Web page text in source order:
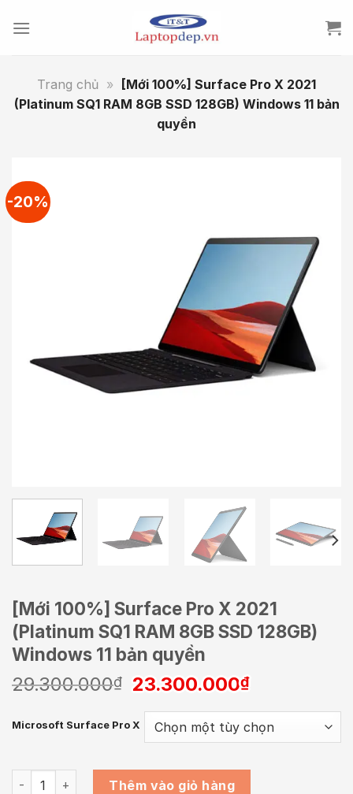
Trang chủ »
[Mới 100%] Surface Pro X 2021
(Platinum SQ1 RAM 8GB SSD 128GB) Windows 11 bản
quyền
-20%
[Mới 100%] Surface Pro X 2021
(Platinum SQ1 RAM 8GB SSD 128GB)
Windows 11 bản quyền
29.300.000₫
Giá
là:
29.300.000₫.
23.300.000₫Giá
tại
là:
Microsoft Surface Pro X
[Mới 100%] Surface Pro X 2021 (Platinum SQ1 RAM 8GB
Thêm vào giỏ hàng